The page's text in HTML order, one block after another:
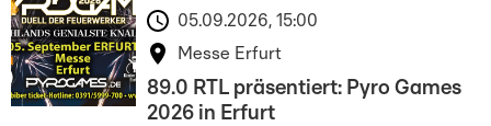
05.09.2026, 15:00
Messe Erfurt
89.0 RTL präsentiert: Pyro Games
2026 in Erfurt